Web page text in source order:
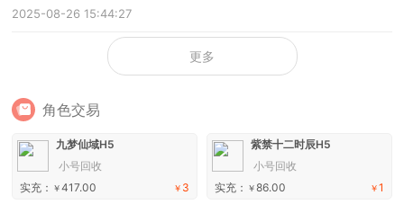
2025-08-26 15:44:27
更多
角色交易
九梦仙域H5
小号回收
￥ 3
实充： ￥417.00
紫禁十二时辰H5
小号回收
￥1
实充： ￥86.00